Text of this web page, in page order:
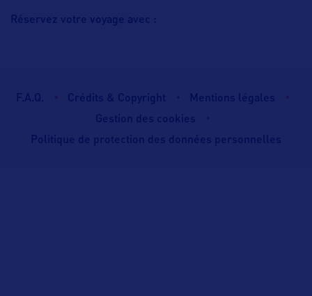
Réservez votre voyage avec :
F.A.Q. Crédits & Copyright
Mentions légales
Gestion des cookies
Politique de protection des données personnelles